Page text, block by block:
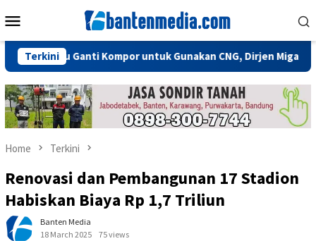
to
Menu
Terkini
Perlu Ganti Kompor untuk Gunakan CNG, Dirjen Migas: Cukup
Home Terkini
Renovasi dan Pembangunan 17 Stadion
Habiskan Biaya Rp 1,7 Triliun
Banten Media
18 March 2025
75 views